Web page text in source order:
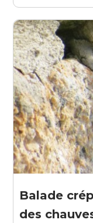
Balade
des